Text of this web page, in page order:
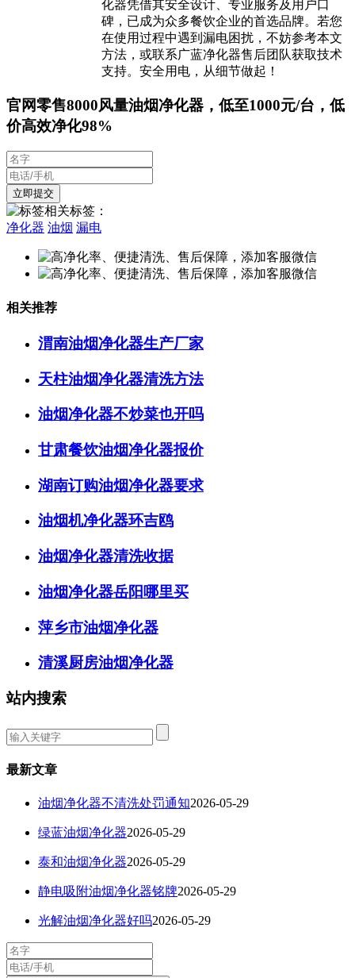
化器凭借其安全设计、专业服务及用户口
碑，已成为众多餐饮企业的首选品牌。若您
在使用过程中遇到漏电困扰，不妨参考本文
方法，或联系广蓝净化器售后团队获取技术
支持。安全用电，从细节做起！
官网零售8000风量油烟净化器，低至1000元/台，低
价高效净化98%
相关标签：
净化器 油烟 漏电
相关推荐
渭南油烟净化器生产厂家
天柱油烟净化器清洗方法
油烟净化器不炒菜也开吗
甘肃餐饮油烟净化器报价
湖南订购油烟净化器要求
油烟机净化器环吉鸥
油烟净化器清洗收据
油烟净化器岳阳哪里买
萍乡市油烟净化器
清溪厨房油烟净化器
站内搜索
最新文章
油烟净化器不清洗处罚通知2026-05-29
绿蓝油烟净化器2026-05-29
泰和油烟净化器2026-05-29
静电吸附油烟净化器铭牌2026-05-29
光解油烟净化器好吗2026-05-29